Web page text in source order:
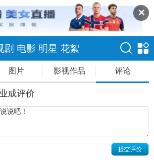
✕
剧 电影 明星 花絮
图片 影视作品 评论
成评价